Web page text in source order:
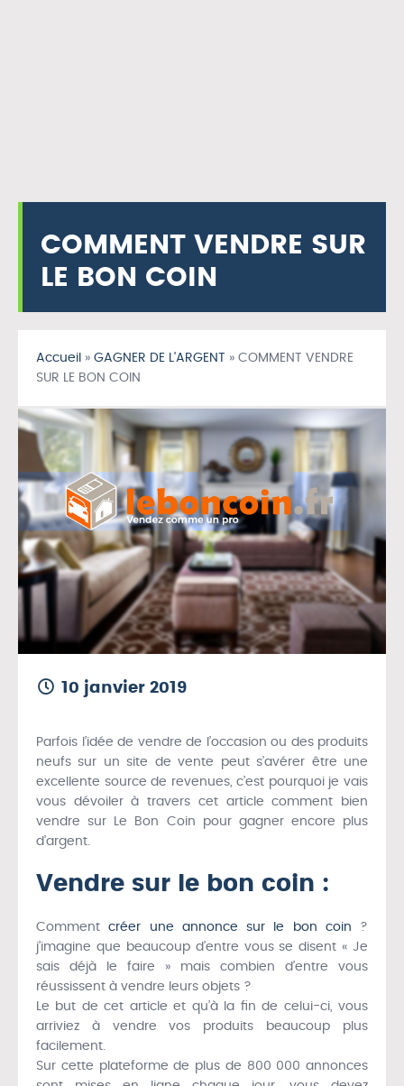
COMMENT VENDRE SUR
LE BON COIN
Accueil » GAGNER DE L'ARGENT » COMMENT VENDRE
SUR LE BON COIN
10 janvier 2019
Parfois l’idée de vendre de l’occasion ou des produits
neufs sur un site de vente peut s’avérer être une
excellente source de revenues, c’est pourquoi je vais
vous dévoiler à travers cet article comment bien
vendre sur Le Bon Coin pour gagner encore plus
d’argent.
Vendre sur le bon coin :
Commentcréer une annonce sur le bon coin ?
j’imagine que beaucoup d’entre vous se disent « Je
sais déjà le faire » mais combien d’entre vous
réussissent à vendre leurs objets ?
Le but de cet article et qu’à la fin de celui-ci, vous
arriviez à vendre vos produits beaucoup plus
facilement.
Sur cette plateforme de plus de 800 000 annonces